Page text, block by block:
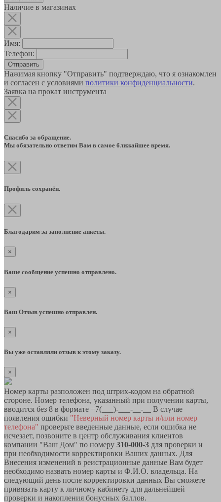
Наличие в магазинах
Имя:
Телефон:
Отправить
Нажимая кнопку "Отправить" подтверждаю, что я ознакомлен
и согласен с условиями политики конфиденциальности.
Заявка на прокат инструмента
Спасибо за обращение.
Мы обязательно ответим Вам в самое ближайшее время.
Профиль сохранён.
Благодарим за заполнение анкеты.
×
Ваше сообщение успешно отправлено.
×
Ваш Отзыв успешно отправлен.
×
Вы уже оставляли отзыв к этому заказу.
×
Номер карты разположен под штрих-кодом на обратной
стороне. Номер телефона, указанный при получении карты,
вводится без 8 в формате +7(___)-___-__-__ В случае
появления ошибки "Неверный номер карты и/или номер
телефона" проверьте введенные данные, если ошибка не
исчезает, позвоните в центр обслуживания клиентов
компании "Ваш Дом" по номеру 310-000-3 для проверки и
при необходимости корректировки Ваших данных. Для
Внесения изменений в реистрационные данные Вам будет
необходимо назвать номер карты и Ф.И.О. владельца. На
следующий день после корректировки данных Вы сможете
привязать карту к личному кабинету для дальнейшей
проверки и накопления бонусных баллов.